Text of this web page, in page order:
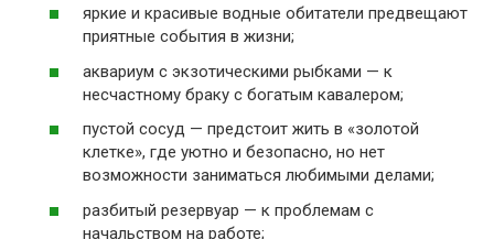
яркие и красивые водные обитатели предвещают
приятные события в жизни;
аквариум с экзотическими рыбками — к
несчастному браку с богатым кавалером;
пустой сосуд — предстоит жить в «золотой
клетке», где уютно и безопасно, но нет
возможности заниматься любимыми делами;
разбитый резервуар — к проблемам с
начальством на работе;